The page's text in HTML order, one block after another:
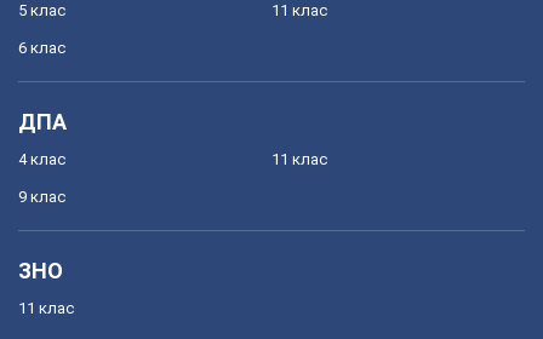
5 клас
6 клас
11 клас
ДПА
4 клас
9 клас
11 клас
ЗНО
11 клас